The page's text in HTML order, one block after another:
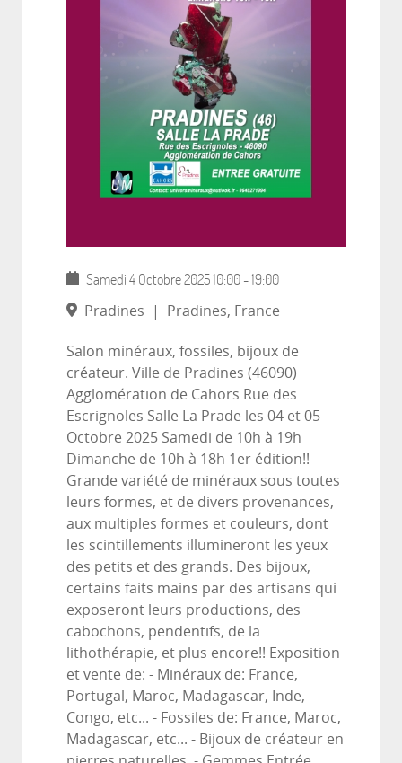
Samedi 4 Octobre 202510:00 -19:00
Pradines | Pradines, France
Salon minéraux, fossiles, bijoux de
créateur. Ville de Pradines (46090)
Agglomération de Cahors Rue des
Escrignoles Salle La Prade les 04 et 05
Octobre 2025 Samedi de 10h à 19h
Dimanche de 10h à 18h 1er édition!!
Grande variété de minéraux sous toutes
leurs formes, et de divers provenances,
aux multiples formes et couleurs, dont
les scintillements illumineront les yeux
des petits et des grands. Des bijoux,
certains faits mains par des artisans qui
exposeront leurs productions, des
cabochons, pendentifs, de la
lithothérapie, et plus encore!! Exposition
et vente de: - Minéraux de: France,
Portugal, Maroc, Madagascar, Inde,
Congo, etc... - Fossiles de: France, Maroc,
Madagascar, etc... - Bijoux de créateur en